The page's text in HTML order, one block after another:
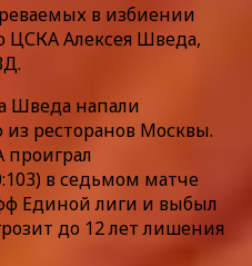
в избиении
ЦСКА Алексея Шведа,
Шведа напали
из ресторанов Москвы.
проиграл
в седьмом матче
Единой лиги и выбыл
до 12 лет лишения